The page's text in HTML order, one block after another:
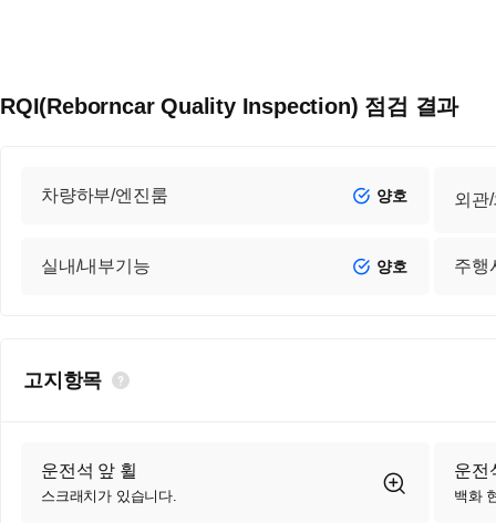
RQI(Reborncar Quality Inspection) 점검 결과
차량하부/엔진룸 양호 외관
실내/내부기능 양호 주행
고지항목
운전석 앞 휠
스크래치가 있습니다.
운전
백화